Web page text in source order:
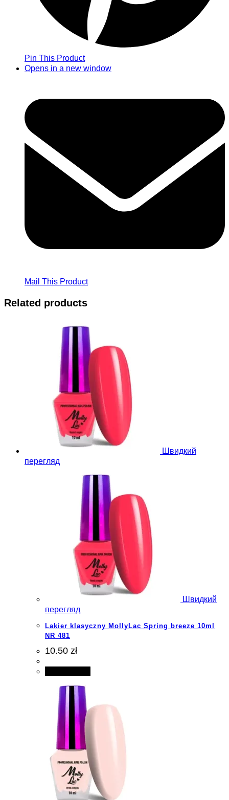
Pin This Product
Opens in a new window
Mail This Product
Related products
Швидкий
перегляд
Швидкий
перегляд
Lakier klasyczny MollyLac Spring breeze 10ml
NR 481
10.50 zł